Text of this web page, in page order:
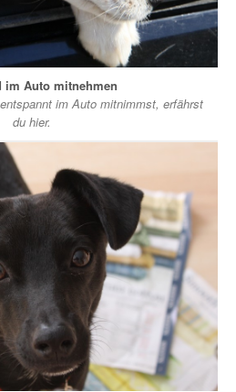
im Auto mitnehmen
im Auto mitnimmst, erfährst
du hier.